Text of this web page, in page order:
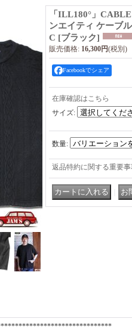
「ILL180°」
ンエイティ ケーブ
C [ブラック]
販売価格: 16,300円(税別)
Facebookでシェア
在庫確認はこちら
サイズ:
数量:
返品特約に関する重要